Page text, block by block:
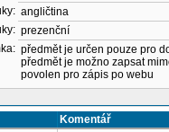
angličtina
prezenční
předmět je určen pouze pro
předmět je možno zapsat
povolen pro zápis po webu
Komentář